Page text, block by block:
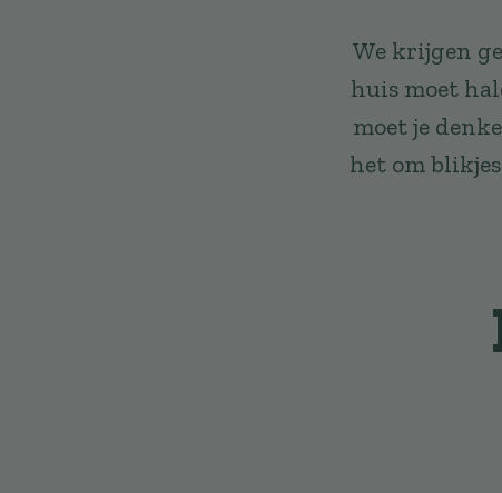
We krijgen
huis moet
moet je
het om